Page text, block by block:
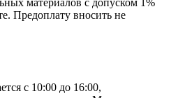
Предоплату вносить не
с 10:00 до 16:00,